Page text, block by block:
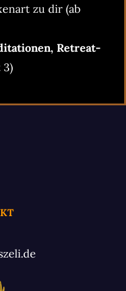
zu dir (ab
Retreat-
3)